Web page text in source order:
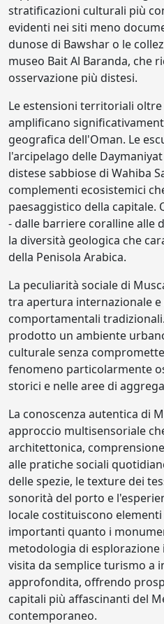
stratificazioni culturali più
evidenti nei siti meno
dunose di Bawshar o le
museo Bait Al Baranda, che
osservazione più distesi.
Le estensioni territoriali
amplificano
geografica dell'Oman. Le
l'arcipelago delle
distese sabbiose di Wahiba
complementi ecosistemici
paesaggistico della
- dalle barriere coralline alle
la diversità geologica che
della Penisola Arabica.
La peculiarità sociale di
tra apertura internazionale
comportamentali
prodotto un ambiente
culturale senza
fenomeno particolarmente
storici e nelle aree di
La conoscenza autentica di
approccio multisensoriale
architettonica,
alle pratiche sociali
delle spezie, le texture dei
sonorità del porto e
locale costituiscono
importanti quanto i
metodologia di
visita da semplice turismo a
approfondita, offrendo
capitali più affascinanti del
contemporaneo.